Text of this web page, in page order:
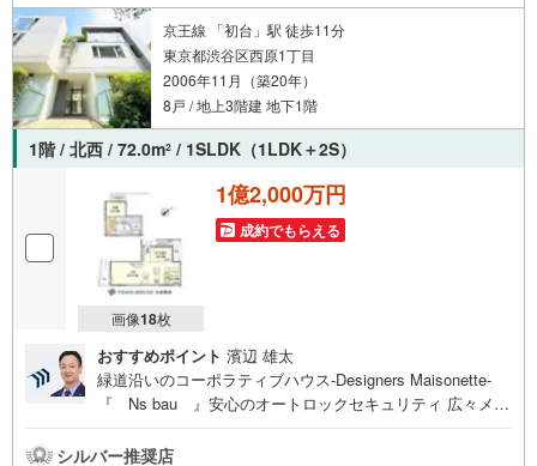
京王線 「初台」駅 徒歩11分
東京都渋谷区西原1丁目
2006年11月（築20年）
8戸 / 地上3階建 地下1階
1階 / 北西 / 72.0m2 / 1SLDK（1LDK＋2S）
画像18枚
1億2,000万円
成約でもらえる
おすすめポイント 濱辺 雄太
緑道沿いのコーポラティブハウス-Designers Maisonette-
『 Ns bau 』安心のオートロックセキュリティ 広々メゾ
放的なリビングが魅力 質感のある美しいタイル敷スペース
シルバー推奨店